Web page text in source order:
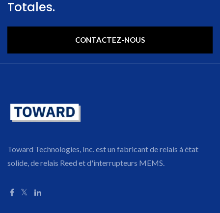
Totales.
CONTACTEZ-NOUS
Toward Technologies, Inc. est un fabricant de relais à état
solide, de relais Reed et d'interrupteurs MEMS.